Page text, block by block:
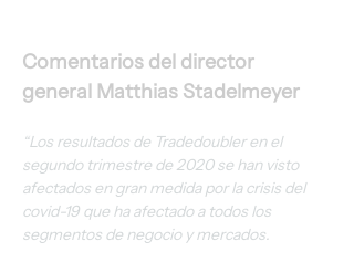
Comentarios del director
general Matthias Stadelmeyer
“Los resultados de Tradedoubler en el
segundo trimestre de 2020 se han visto
afectados en gran medida por la crisis del
covid-19 que ha afectado a todos los
segmentos de negocio y mercados.